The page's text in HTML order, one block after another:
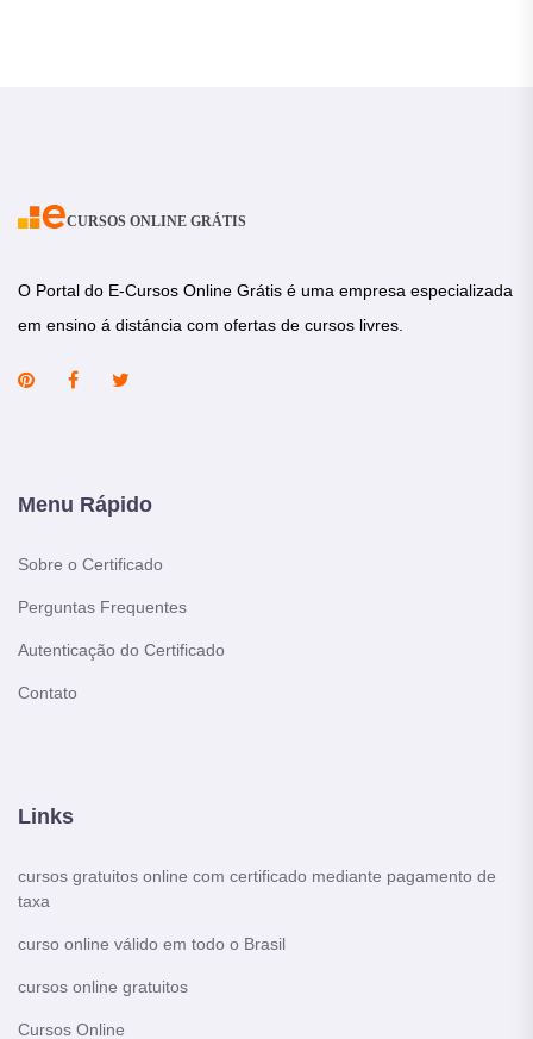
CURSOS ONLINE GRÁTIS
O Portal do E-Cursos Online Grátis é uma empresa especializada
em ensino á distáncia com ofertas de cursos livres.
Menu Rápido
Sobre o Certificado
Perguntas Frequentes
Autenticação do Certificado
Contato
Links
cursos gratuitos online com certificado mediante pagamento de
taxa
curso online válido em todo o Brasil
cursos online gratuitos
Cursos Online